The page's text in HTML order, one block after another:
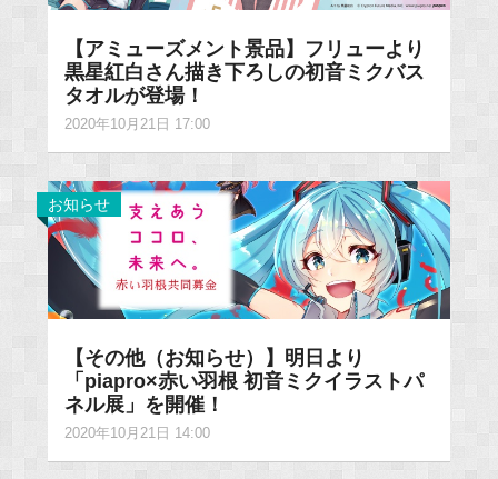
【アミューズメント景品】フリューより
黒星紅白さん描き下ろしの初音ミクバス
タオルが登場！
2020年10月21日 17:00
お知らせ
【その他（お知らせ）】明日より
「piapro×赤い羽根 初音ミクイラストパ
ネル展」を開催！
2020年10月21日 14:00